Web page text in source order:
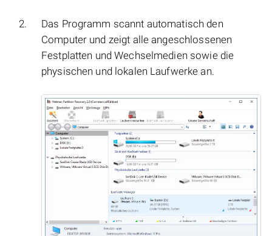
Das Programm scannt automatisch den
Computer und zeigt alle angeschlossenen
Festplatten und Wechselmedien sowie die
physischen und lokalen Laufwerke an.